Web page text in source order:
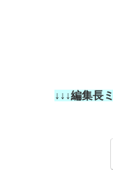
↓↓↓編集長